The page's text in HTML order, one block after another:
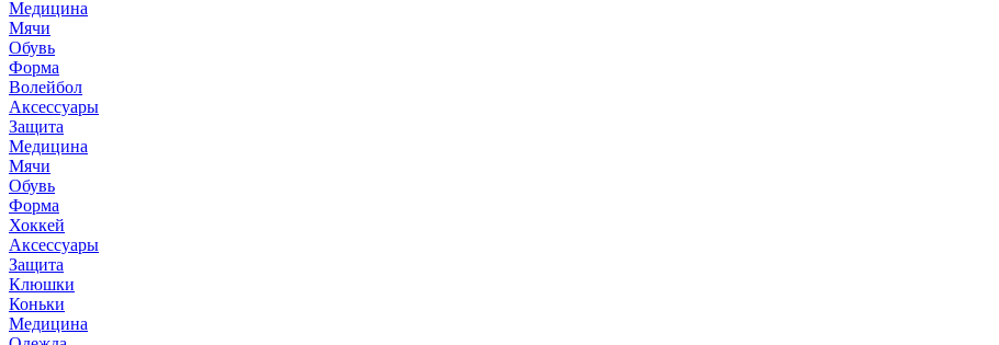
Медицина
Мячи
Обувь
Форма
Волейбол
Аксессуары
Защита
Медицина
Мячи
Обувь
Форма
Хоккей
Аксессуары
Защита
Клюшки
Коньки
Медицина